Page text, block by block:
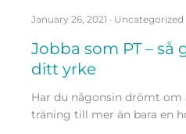
January 26, 2021 · Uncategorized
Jobba som PT –
ditt yrke
Har du någonsin drömt om
träning till mer än bara en